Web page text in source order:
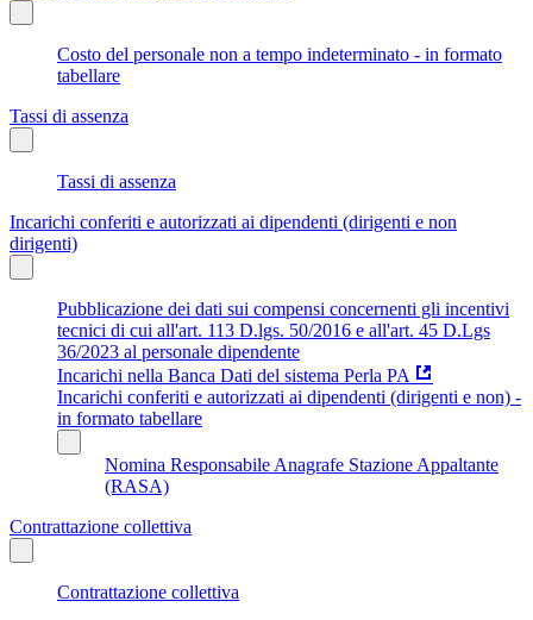
Costo del personale non a tempo indeterminato - in formato
tabellare
Tassi di assenza
Tassi di assenza
Incarichi conferiti e autorizzati ai dipendenti (dirigenti e non
dirigenti)
Pubblicazione dei dati sui compensi concernenti gli incentivi
tecnici di cui all'art. 113 D.lgs. 50/2016 e all'art. 45 D.Lgs
36/2023 al personale dipendente
Incarichi nella Banca Dati del sistema Perla PA
Incarichi conferiti e autorizzati ai dipendenti (dirigenti e non) -
in formato tabellare
Nomina Responsabile Anagrafe Stazione Appaltante
(RASA)
Contrattazione collettiva
Contrattazione collettiva